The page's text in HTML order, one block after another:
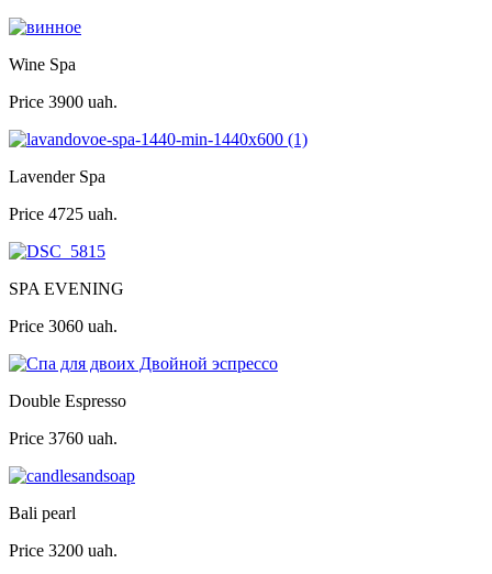
Wine Spa
Price 3900 uah.
Lavender Spa
Price 4725 uah.
SPA EVENING
Price 3060 uah.
Double Espresso
Price 3760 uah.
Bali pearl
Price 3200 uah.